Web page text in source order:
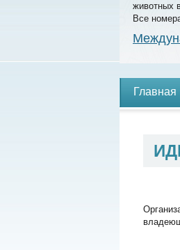
животных
Все
Главная